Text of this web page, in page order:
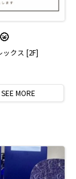
ックス [2F]
SEEMORE